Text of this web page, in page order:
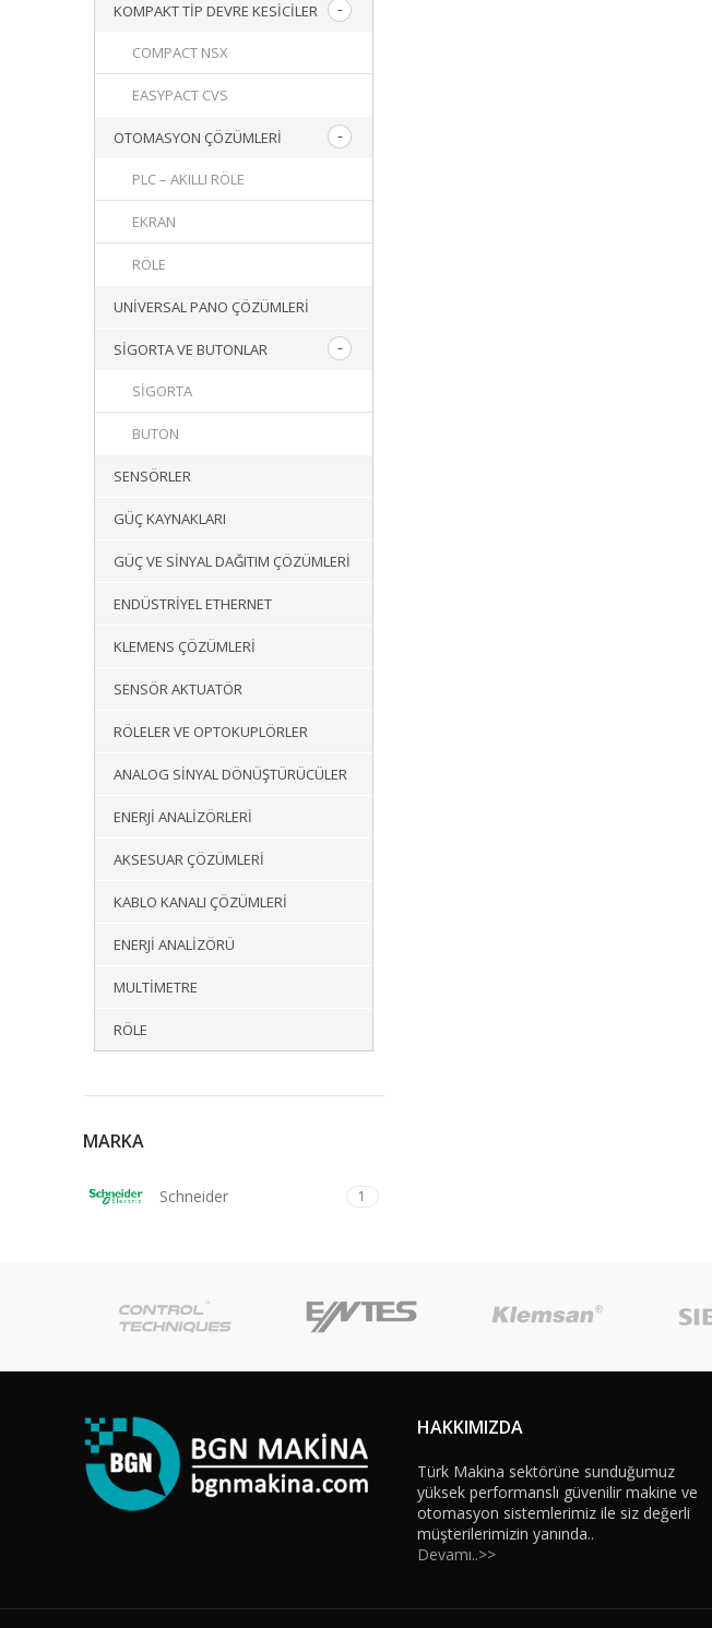
KOMPAKT TIP DEVRE KESICILER
COMPACT NSX
EASYPACT CVS
OTOMASYON ÇÖZÜMLERI
PLC – AKILLI RÖLE
EKRAN
RÖLE
UNIVERSAL PANO ÇÖZÜMLERI
SIGORTA VE BUTONLAR
SIGORTA
BUTON
SENSÖRLER
GÜÇ KAYNAKLARI
GÜÇ VE SINYAL DAĞITIM ÇÖZÜMLERI
ENDÜSTRIYEL ETHERNET
KLEMENS ÇÖZÜMLERI
SENSÖR AKTUATÖR
RÖLELER VE OPTOKUPLÖRLER
ANALOG SINYAL DÖNÜŞTÜRÜCÜLER
ENERJI ANALIZÖRLERI
AKSESUAR ÇÖZÜMLERI
KABLO KANALI ÇÖZÜMLERI
ENERJI ANALIZÖRÜ
MULTIMETRE
RÖLE
MARKA
Schneider 1
HAKKIMIZDA
Türk Makina sektörüne sunduğumuz
yüksek performanslı güvenilir makine ve
otomasyon sistemlerimiz ile siz değerli
müşterilerimizin yanında..
Devamı..>>